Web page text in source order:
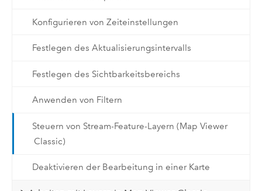
Konfigurieren von Zeiteinstellungen
Festlegen des Aktualisierungsintervalls
Festlegen des Sichtbarkeitsbereichs
Anwenden von Filtern
Steuern von Stream-Feature-Layern (Map Viewer
Classic)
Deaktivieren der Bearbeitung in einer Karte